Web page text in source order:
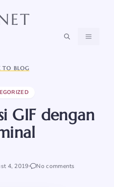
MENU
TO BLOG
GIF dengan
4, 2019 No comments